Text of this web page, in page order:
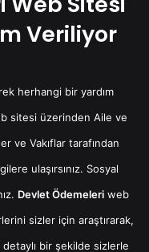
Veriliyor
herhangi bir yardım
sitesi üzerinden Aile ve
ve Vakıflar tarafından
ulaşırsınız. Sosyal
Devlet Ödemeleri web
sizler için araştırarak,
detaylı bir şekilde sizlerle